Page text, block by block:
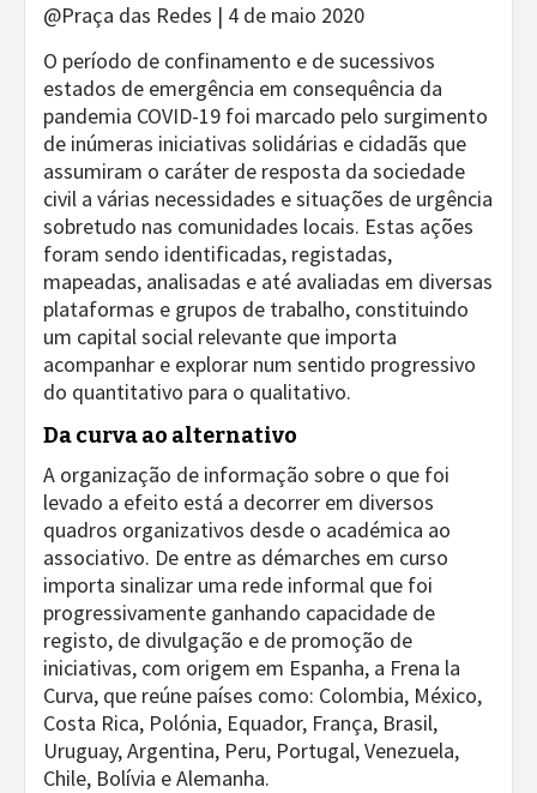
@Praça das Redes | 4 de maio 2020
O período de confinamento e de sucessivos
estados de emergência em consequência da
pandemia COVID-19 foi marcado pelo surgimento
de inúmeras iniciativas solidárias e cidadãs que
assumiram o caráter de resposta da sociedade
civil a várias necessidades e situações de urgência
sobretudo nas comunidades locais. Estas ações
foram sendo identificadas, registadas,
mapeadas, analisadas e até avaliadas em diversas
plataformas e grupos de trabalho, constituindo
um capital social relevante que importa
acompanhar e explorar num sentido progressivo
do quantitativo para o qualitativo.
Da curva ao alternativo
A organização de informação sobre o que foi
levado a efeito está a decorrer em diversos
quadros organizativos desde o académica ao
associativo. De entre as démarches em curso
importa sinalizar uma rede informal que foi
progressivamente ganhando capacidade de
registo, de divulgação e de promoção de
iniciativas, com origem em Espanha, a Frena la
Curva, que reúne países como: Colombia, México,
Costa Rica, Polónia, Equador, França, Brasil,
Uruguay, Argentina, Peru, Portugal, Venezuela,
Chile, Bolívia e Alemanha.